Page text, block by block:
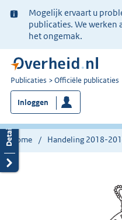
Ter
informatie:
Mogelijk ervaart u
publicaties. We werken
het ongemak.
U
bent
nu
hier:
Publicaties Officiële publicaties
Inloggen
Home Handeling 2018-